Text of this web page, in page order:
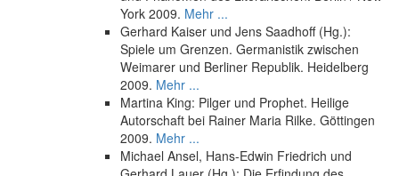
York 2009. Mehr ...
Gerhard Kaiser und Jens Saadhoff (Hg.):
Spiele um Grenzen. Germanistik zwischen
Weimarer und Berliner Republik. Heidelberg
2009. Mehr ...
Martina King: Pilger und Prophet. Heilige
Autorschaft bei Rainer Maria Rilke. Göttingen
2009. Mehr ...
Michael Ansel, Hans-Edwin Friedrich und